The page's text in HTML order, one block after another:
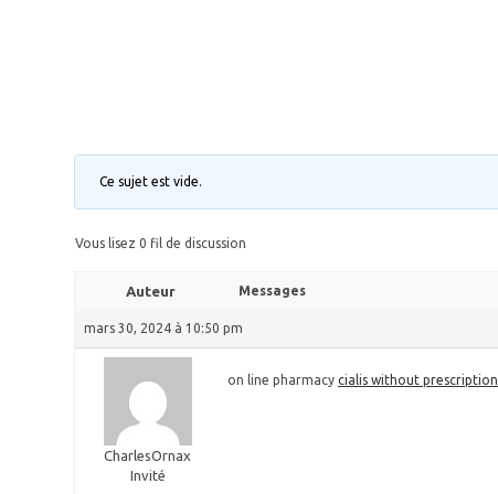
Ce sujet est vide.
Vous lisez 0 fil de discussion
Auteur Messages
mars 30, 2024 à 10:50 pm
CharlesOrnax
Invité
on line pharmacycialis without prescription